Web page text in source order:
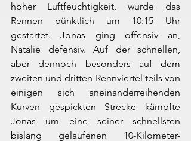
hoher Luftfeuchtigkeit, wurde das
Rennen pünktlich um 10:15 Uhr
gestartet. Jonas ging offensiv an,
Natalie defensiv. Auf der schnellen,
aber dennoch besonders auf dem
zweiten und dritten Rennviertel teils von
einigen sich aneinanderreihenden
Kurven gespickten Strecke kämpfte
Jonas um eine seiner schnellsten
bislang gelaufenen 10-Kilometer-